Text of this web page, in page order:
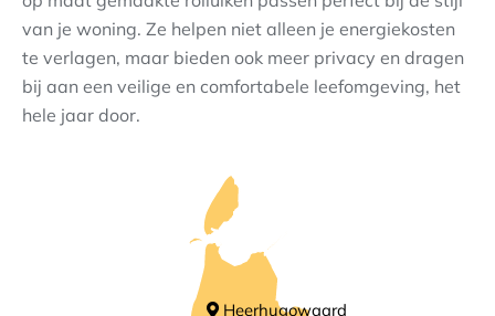
van je woning. Ze helpen niet alleen je energiekosten
te verlagen, maar bieden ook meer privacy en dragen
bij aan een veilige en comfortabele leefomgeving, het
hele jaar door.
Heerhugowaard